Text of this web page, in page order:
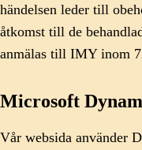
händelsen leder till
åtkomst till de
anmälas till IMY inom
Microsoft
Vår websida använder